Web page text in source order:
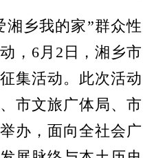
湘乡我的家”群众性
， 6月 2 日，湘乡市
集活动。此次活动
市文旅广体局、市
办，面向全社会广